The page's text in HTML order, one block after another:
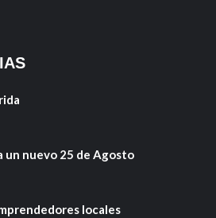
un nuevo 25 de Agosto
locales